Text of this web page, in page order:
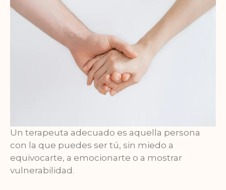
Un terapeuta adecuado es aquella persona
con la que puedes ser tú, sin miedo a
equivocarte, a emocionarte o a mostrar
vulnerabilidad.